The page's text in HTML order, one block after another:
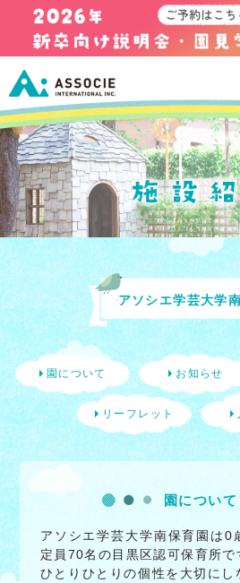
アソシエ学芸大学
園について お知らせ
リーフレット
園について
アソシエ学芸大学南保育園は0
定員70名の目黒区認可保育所で
ひとりひとりの個性を大切にし